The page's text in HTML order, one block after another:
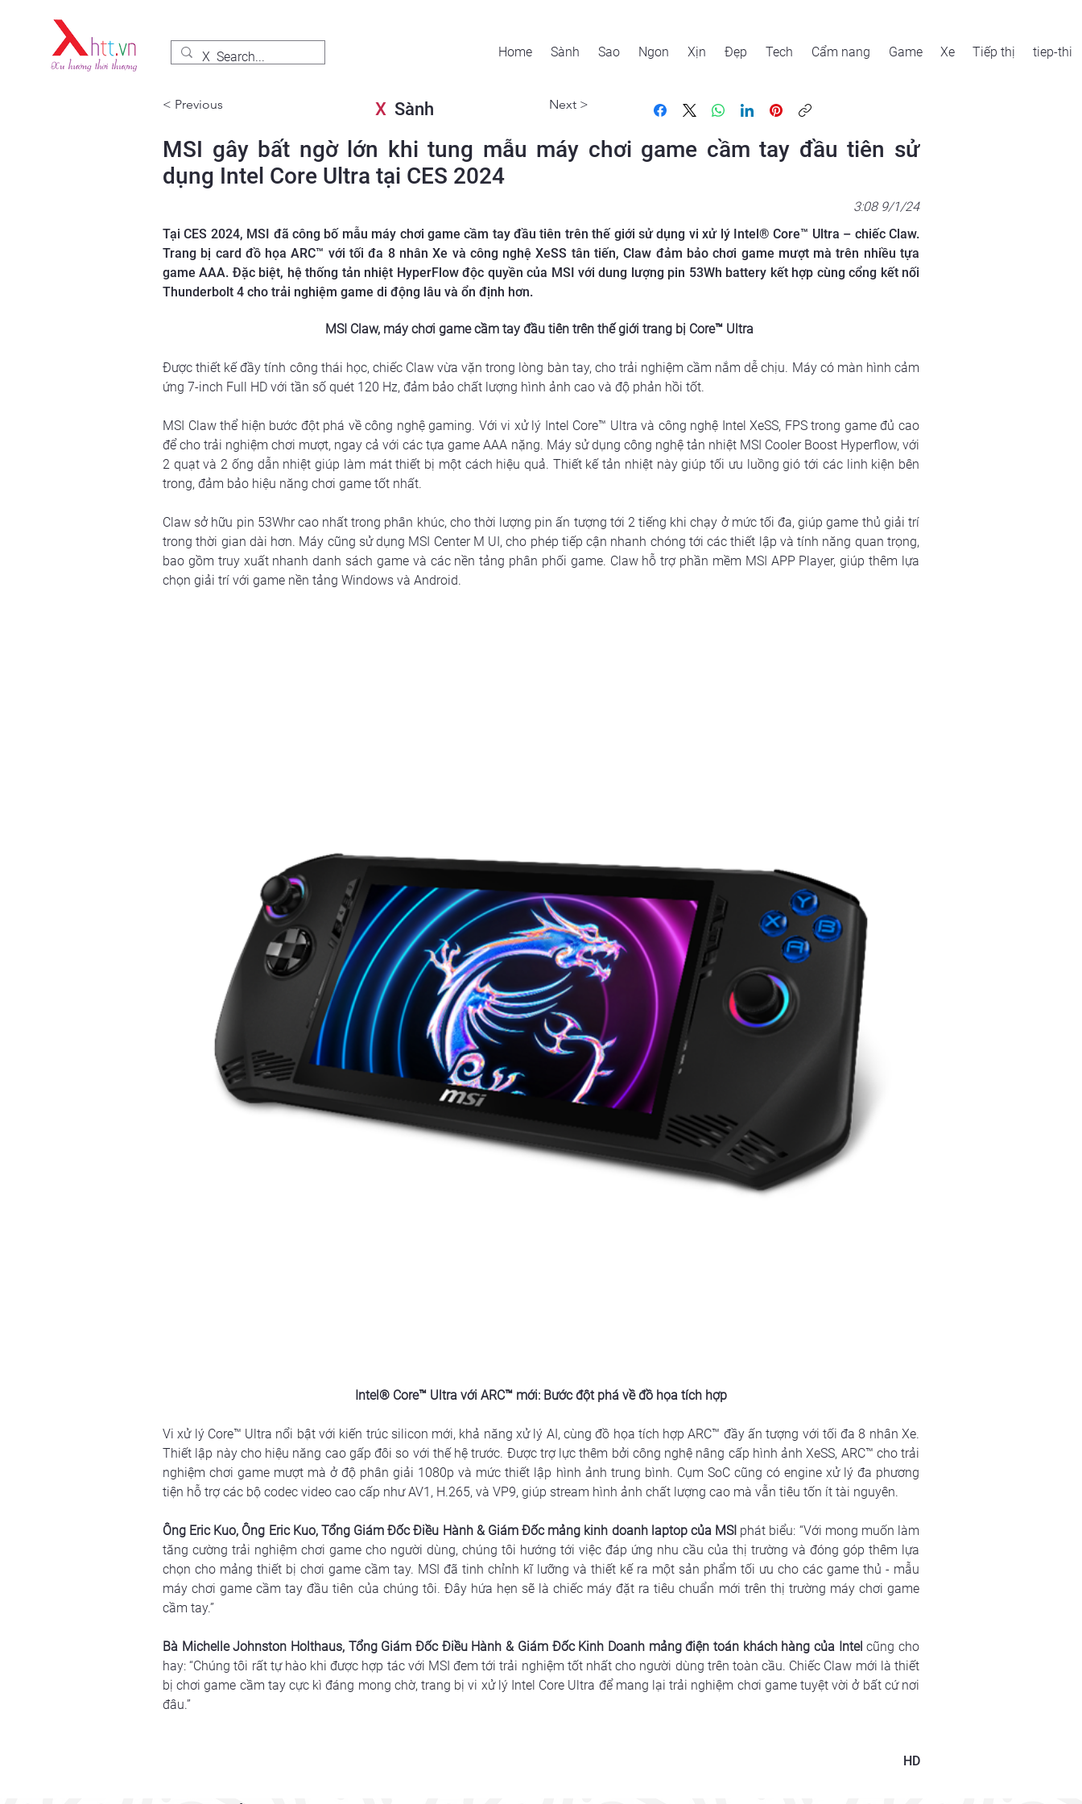
Home Sành Sao Ngon Xịn Đẹp Tech Cẩm nang Game Xe Tiếp thị tiep-thi
< Previous XSành Next >
MSI gây bất ngờ lớn khi tung mẫu máy chơi game cầm tay đầu tiên sử
dụng Intel Core Ultra tại CES 2024
3:08 9/1/24
Tại CES 2024, MSI đã công bố mẫu máy chơi game cầm tay đầu tiên trên thế giới sử dụng vi xử lý Intel® Core™ Ultra – chiếc Claw.
Trang bị card đồ họa ARC™ với tối đa 8 nhân Xe và công nghệ XeSS tân tiến, Claw đảm bảo chơi game mượt mà trên nhiều tựa
game AAA. Đặc biệt, hệ thống tản nhiệt HyperFlow độc quyền của MSI với dung lượng pin 53Wh battery kết hợp cùng cổng kết nối
Thunderbolt 4 cho trải nghiệm game di động lâu và ổn định hơn.
MSI Claw, máy chơi game cầm tay đầu tiên trên thế giới trang bị Core™ Ultra
Được thiết kế đầy tính công thái học, chiếc Claw vừa vặn trong lòng bàn tay, cho trải nghiệm cầm nắm dễ chịu. Máy có màn hình cảm
ứng 7-inch Full HD với tần số quét 120 Hz, đảm bảo chất lượng hình ảnh cao và độ phản hồi tốt.
MSI Claw thể hiện bước đột phá về công nghệ gaming. Với vi xử lý Intel Core™ Ultra và công nghệ Intel XeSS, FPS trong game đủ cao
để cho trải nghiệm chơi mượt, ngay cả với các tựa game AAA nặng. Máy sử dụng công nghệ tản nhiệt MSI Cooler Boost Hyperflow, với
2 quạt và 2 ống dẫn nhiệt giúp làm mát thiết bị một cách hiệu quả. Thiết kế tản nhiệt này giúp tối ưu luồng gió tới các linh kiện bên
trong, đảm bảo hiệu năng chơi game tốt nhất.
Claw sở hữu pin 53Whr cao nhất trong phân khúc, cho thời lượng pin ấn tượng tới 2 tiếng khi chạy ở mức tối đa, giúp game thủ giải trí
trong thời gian dài hơn. Máy cũng sử dụng MSI Center M UI, cho phép tiếp cận nhanh chóng tới các thiết lập và tính năng quan trọng,
bao gồm truy xuất nhanh danh sách game và các nền tảng phân phối game. Claw hỗ trợ phần mềm MSI APP Player, giúp thêm lựa
chọn giải trí với game nền tảng Windows và Android.
Intel® Core™ Ultra với ARC™ mới: Bước đột phá về đồ họa tích hợp
Vi xử lý Core™ Ultra nổi bật với kiến trúc silicon mới, khả năng xử lý AI, cùng đồ họa tích hợp ARC™ đầy ấn tượng với tối đa 8 nhân Xe.
Thiết lập này cho hiệu năng cao gấp đôi so với thế hệ trước. Được trợ lực thêm bởi công nghệ nâng cấp hình ảnh XeSS, ARC™ cho trải
nghiệm chơi game mượt mà ở độ phân giải 1080p và mức thiết lập hình ảnh trung bình. Cụm SoC cũng có engine xử lý đa phương
tiện hỗ trợ các bộ codec video cao cấp như AV1, H.265, và VP9, giúp stream hình ảnh chất lượng cao mà vẫn tiêu tốn ít tài nguyên.
Ông Eric Kuo, Ông Eric Kuo, Tổng Giám Đốc Điều Hành & Giám Đốc mảng kinh doanh laptop của MSI phát biểu: “Với mong muốn làm
tăng cường trải nghiệm chơi game cho người dùng, chúng tôi hướng tới việc đáp ứng nhu cầu của thị trường và đóng góp thêm lựa
chọn cho mảng thiết bị chơi game cầm tay. MSI đã tinh chỉnh kĩ lưỡng và thiết kế ra một sản phẩm tối ưu cho các game thủ - mẫu
máy chơi game cầm tay đầu tiên của chúng tôi. Đây hứa hẹn sẽ là chiếc máy đặt ra tiêu chuẩn mới trên thị trường máy chơi game
cầm tay.”
Bà Michelle Johnston Holthaus, Tổng Giám Đốc Điều Hành & Giám Đốc Kinh Doanh mảng điện toán khách hàng của Intel cũng cho
hay: “Chúng tôi rất tự hào khi được hợp tác với MSI đem tới trải nghiệm tốt nhất cho người dùng trên toàn cầu. Chiếc Claw mới là thiết
bị chơi game cầm tay cực kì đáng mong chờ, trang bị vi xử lý Intel Core Ultra để mang lại trải nghiệm chơi game tuyệt vời ở bất cứ nơi
đâu.”
HD